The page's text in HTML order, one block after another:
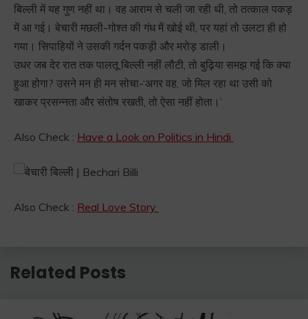
बिल्ली में यह गुण नहीं था। वह आराम से चली जा रही थी, तो तत्काल पकड़
में आ गई। बेचारी मछली-गोश्त की गंध में खोई थी, पर यहां तो उलटा ही हो
गया। सिपाहियों ने उसकी गर्दन पकड़ी और मरोड़ डाली।
उधर जब देर रात तक पालतू बिल्ली नहीं लौटी, तो बुढ़िया समझ गई कि क्या
हुआ होगा? उसने मन ही मन सोचा-‘अगर वह, जो मिल रहा था उसी को
खाकर प्रसन्नता और संतोष रखती, तो ऐसा नहीं होता।’
Also Check : Have a Look on Politics in Hindi
Also Check : Real Love Story
Related Posts